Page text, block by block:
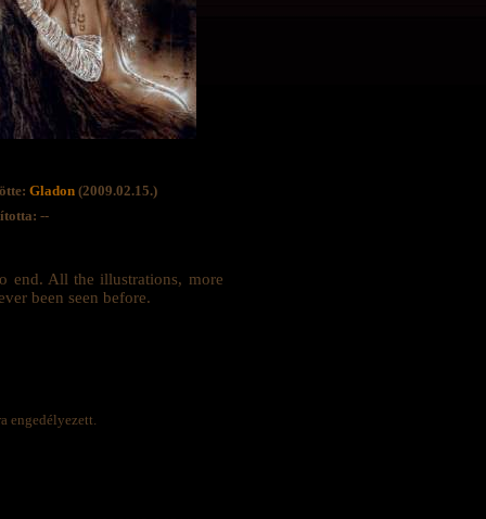
Gladon(2009.02.15.)
--
end. All the illustrations, more
been seen before.
engedélyezett.